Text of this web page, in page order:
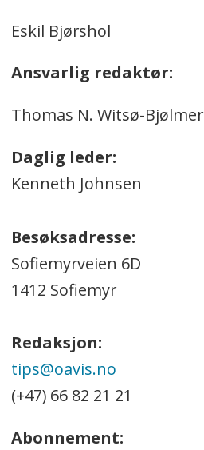
Eskil Bjørshol
Ansvarlig redaktør:
Thomas N. Witsø-Bjølmer
Daglig leder:
Kenneth Johnsen
Besøksadresse:
Sofiemyrveien 6D
1412 Sofiemyr
Redaksjon:
tips@oavis.no
(+47) 66 82 21 21
Abonnement: